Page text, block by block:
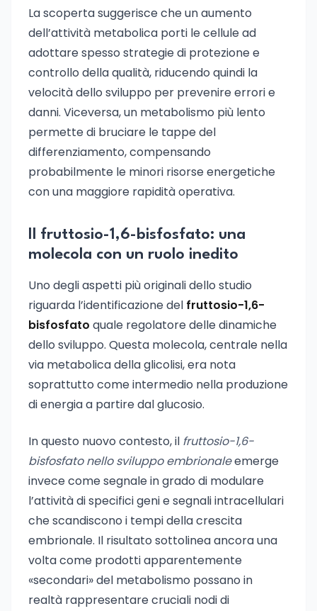
La scoperta suggerisce che un aumento
dell’attività metabolica porti le cellule ad
adottare spesso strategie di protezione e
controllo della qualità, riducendo quindi la
velocità dello sviluppo per prevenire errori e
danni. Viceversa, un metabolismo più lento
permette di bruciare le tappe del
differenziamento, compensando
probabilmente le minori risorse energetiche
con una maggiore rapidità operativa.
Il fruttosio-1,6-bisfosfato: una
molecola con un ruolo inedito
Uno degli aspetti più originali dello studio
riguarda l’identificazione del fruttosio-1,6-
bisfosfato quale regolatore delle dinamiche
dello sviluppo. Questa molecola, centrale nella
via metabolica della glicolisi, era nota
soprattutto come intermedio nella produzione
di energia a partire dal glucosio.
In questo nuovo contesto, il fruttosio-1,6-
bisfosfato nello sviluppo embrionaleemerge
invece come segnale in grado di modulare
l’attività di specifici geni e segnali intracellulari
che scandiscono i tempi della crescita
embrionale. Il risultato sottolinea ancora una
volta come prodotti apparentemente
«secondari» del metabolismo possano in
realtà rappresentare cruciali nodi di